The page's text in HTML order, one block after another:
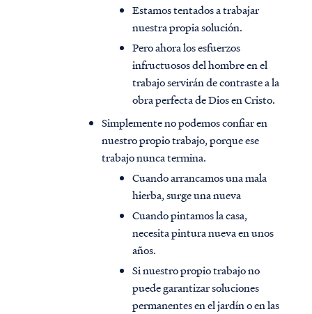
Estamos tentados a trabajar
nuestra propia solución.
Pero ahora los esfuerzos
infructuosos del hombre en el
trabajo servirán de contraste a la
obra perfecta de Dios en Cristo.
Simplemente no podemos confiar en
nuestro propio trabajo, porque ese
trabajo nunca termina.
Cuando arrancamos una mala
hierba, surge una nueva
Cuando pintamos la casa,
necesita pintura nueva en unos
años.
Si nuestro propio trabajo no
puede garantizar soluciones
permanentes en el jardín o en las